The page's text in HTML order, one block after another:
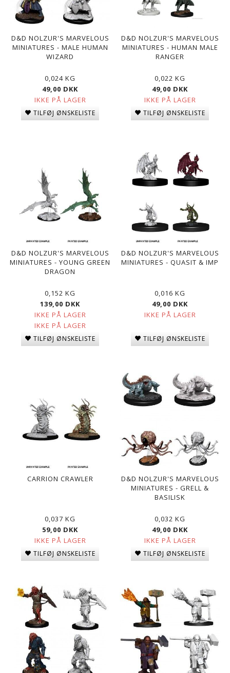
D&D NOLZUR'S MARVELOUS
MINIATURES - MALE HUMAN
WIZARD
0,024 KG
49,00 DKK
IKKE PÅ LAGER
TILFØJ ØNSKELISTE
D&D NOLZUR'S MARVELOUS
MINIATURES - HUMAN MALE
RANGER
0,022 KG
49,00 DKK
IKKE PÅ LAGER
TILFØJ ØNSKELISTE
D&D NOLZUR'S MARVELOUS
MINIATURES - YOUNG GREEN
DRAGON
0,152 KG
139,00 DKK
IKKE PÅ LAGER
IKKE PÅ LAGER
TILFØJ ØNSKELISTE
D&D NOLZUR'S MARVELOUS
MINIATURES - QUASIT & IMP
0,016 KG
49,00 DKK
IKKE PÅ LAGER
TILFØJ ØNSKELISTE
CARRION CRAWLER
0,037 KG
59,00 DKK
IKKE PÅ LAGER
TILFØJ ØNSKELISTE
D&D NOLZUR'S MARVELOUS
MINIATURES - GRELL &
BASILISK
0,032 KG
49,00 DKK
IKKE PÅ LAGER
TILFØJ ØNSKELISTE